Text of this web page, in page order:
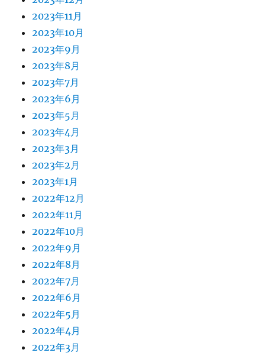
2023年11月
2023年10月
2023年9月
2023年8月
2023年7月
2023年6月
2023年5月
2023年4月
2023年3月
2023年2月
2023年1月
2022年12月
2022年11月
2022年10月
2022年9月
2022年8月
2022年7月
2022年6月
2022年5月
2022年4月
2022年3月